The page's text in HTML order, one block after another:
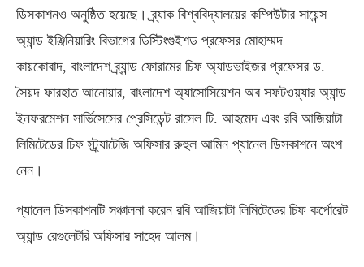
ডিসকাশনও অনুষ্ঠিত হয়েছে। ব্র্যাক বিশ্ববিদ্যালয়ের কম্পিউটার সায়েন্স
অ্যান্ড ইঞ্জিনিয়ারিং বিভাগের ডিস্টিংগুইশড প্রফেসর মোহাম্মদ
কায়কোবাদ, বাংলাদেশ ব্র্যান্ড ফোরামের চিফ অ্যাডভাইজর প্রফেসর ড.
সৈয়দ ফারহাত আনোয়ার, বাংলাদেশ অ্যাসোসিয়েশন অব সফটওয়্যার অ্যান্ড
ইনফরমেশন সার্ভিসেসের প্রেসিডেন্ট রাসেল টি. আহমেদ এবং রবি আজিয়াটা
লিমিটেডের চিফ স্ট্র্যাটেজি অফিসার রুহুল আমিন প্যানেল ডিসকাশনে অংশ
নেন।
প্যানেল ডিসকাশনটি সঞ্চালনা করেন রবি আজিয়াটা লিমিটেডের চিফ কর্পোরেট
অ্যান্ড রেগুলেটরি অফিসার সাহেদ আলম।